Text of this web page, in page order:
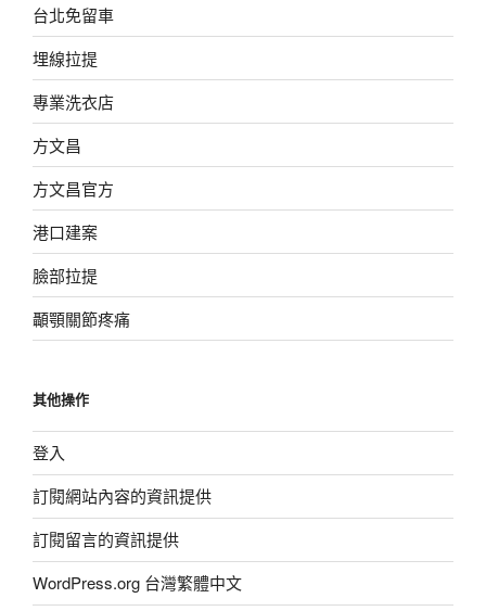
台北免留車
埋線拉提
專業洗衣店
方文昌
方文昌官方
港口建案
臉部拉提
顳顎關節疼痛
其他操作
登入
訂閱網站內容的資訊提供
訂閱留言的資訊提供
WordPress.org 台灣繁體中文